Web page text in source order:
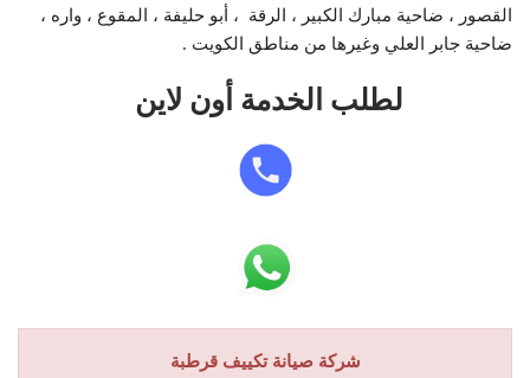
القصور ، ضاحية مبارك الكبير ، الرقة ، أبو حليفة ، المقوع ، واره ،
ضاحية جابر العلي وغيرها من مناطق الكويت .
لطلب الخدمة أون لاين
شركة صيانة تكييف قرطبة